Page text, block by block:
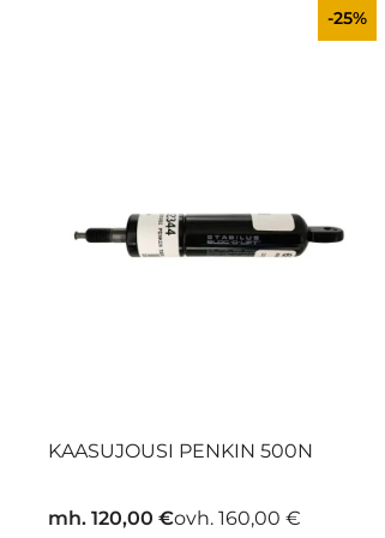
-25%
KAASUJOUSI PENKIN 500N
mh. 120,00 €ovh. 160,00 €